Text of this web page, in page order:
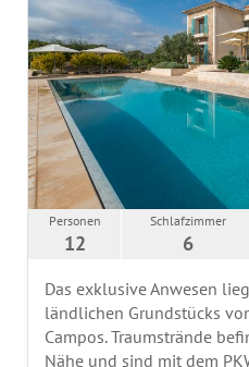
Personen
12
Schlafzimmer
6
Das exklusive Anwesen
ländlichen Grundstücks
Campos. Traumstrände
Nähe und sind mit dem